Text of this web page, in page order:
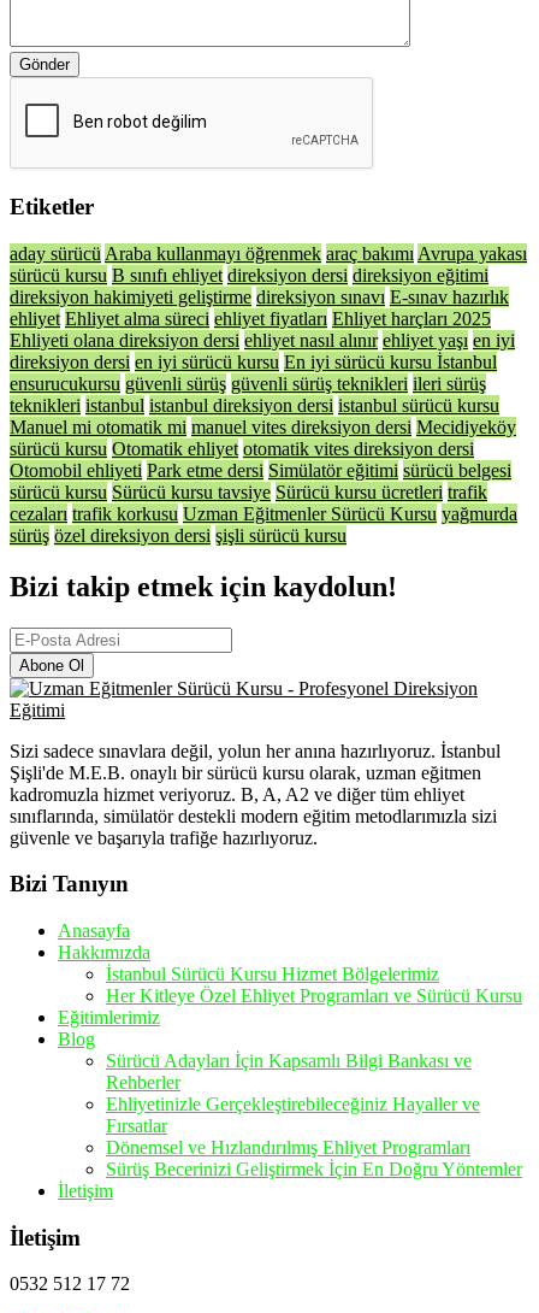
Gönder
Etiketler
aday sürücü Araba kullanmayı öğrenmek araç bakımı Avrupa yakası
sürücü kursu B sınıfı ehliyet direksiyon dersi direksiyon eğitimi
direksiyon hakimiyeti geliştirme direksiyon sınavı E-sınav hazırlık
ehliyet Ehliyet alma süreci ehliyet fiyatları Ehliyet harçları 2025
Ehliyeti olana direksiyon dersi ehliyet nasıl alınır ehliyet yaşı en iyi
direksiyon dersi en iyi sürücü kursu En iyi sürücü kursu İstanbul
ensurucukursu güvenli sürüş güvenli sürüş teknikleri ileri sürüş
teknikleri istanbul istanbul direksiyon dersi istanbul sürücü kursu
Manuel mi otomatik mi manuel vites direksiyon dersi Mecidiyeköy
sürücü kursu Otomatik ehliyet otomatik vites direksiyon dersi
Otomobil ehliyeti Park etme dersi Simülatör eğitimi sürücü belgesi
sürücü kursu Sürücü kursu tavsiye Sürücü kursu ücretleri trafik
cezaları trafik korkusu Uzman Eğitmenler Sürücü Kursu yağmurda
sürüş özel direksiyon dersi şişli sürücü kursu
Bizi takip etmek için kaydolun!
Abone Ol
Sizi sadece sınavlara değil, yolun her anına hazırlıyoruz. İstanbul
Şişli'de M.E.B. onaylı bir sürücü kursu olarak, uzman eğitmen
kadromuzla hizmet veriyoruz. B, A, A2 ve diğer tüm ehliyet
sınıflarında, simülatör destekli modern eğitim metodlarımızla sizi
güvenle ve başarıyla trafiğe hazırlıyoruz.
Bizi Tanıyın
Anasayfa
Hakkımızda
İstanbul Sürücü Kursu Hizmet Bölgelerimiz
Her Kitleye Özel Ehliyet Programları ve Sürücü Kursu
Eğitimlerimiz
Blog
Sürücü Adayları İçin Kapsamlı Bilgi Bankası ve
Rehberler
Ehliyetinizle Gerçekleştirebileceğiniz Hayaller ve
Fırsatlar
Dönemsel ve Hızlandırılmış Ehliyet Programları
Sürüş Becerinizi Geliştirmek İçin En Doğru Yöntemler
İletişim
İletişim
0532 512 17 72